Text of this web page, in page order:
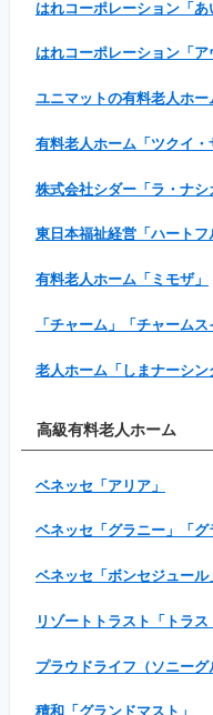
はれコーポレーション「あ
はれコーポレーション「ア
ユニマットの有料老人ホー
有料老人ホーム「ツクイ・
株式会社シダー「ラ・ナシ
東日本福祉経営「ハートフ
有料老人ホーム「ミモザ」
「チャーム」「チャームス
老人ホーム「しまナーシン
高級有料老人ホーム
ベネッセ「アリア」
ベネッセ「グラニー」「グ
ベネッセ「ボンセジュール
リゾートトラスト「トラス
プラウドライフ（ソニーグ
積和「グランドマスト」